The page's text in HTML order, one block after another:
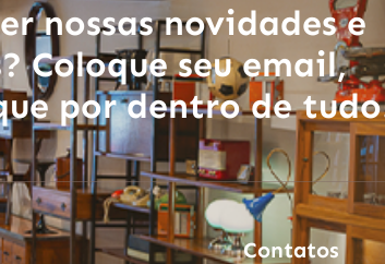
nossas novidades e
Coloque seu email,
por dentro de
Contatos